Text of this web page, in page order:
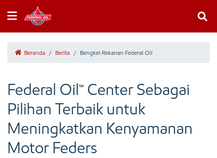
Beranda / Berita / Bengkel Rekanan Federal Oil
Federal Oil™ Center Sebagai
Pilihan Terbaik untuk
Meningkatkan Kenyamanan
Motor Feders